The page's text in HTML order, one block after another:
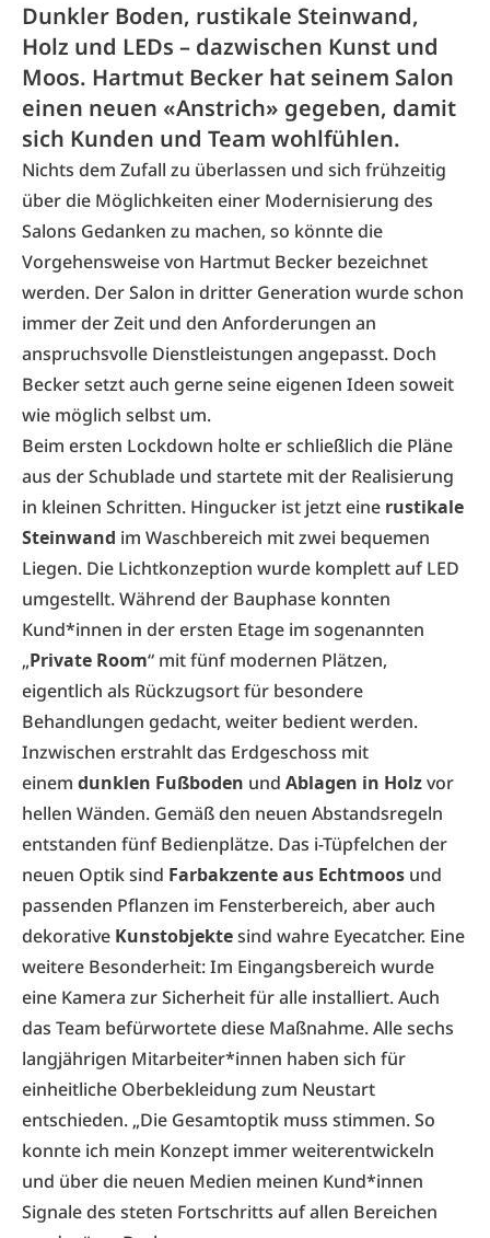
Dunkler Boden, rustikale Steinwand,
Holz und LEDs – dazwischen Kunst und
Moos. Hartmut Becker hat seinem Salon
einen neuen «Anstrich» gegeben, damit
sich Kunden und Team wohlfühlen.
Nichts dem Zufall zu überlassen und sich frühzeitig
über die Möglichkeiten einer Modernisierung des
Salons Gedanken zu machen, so könnte die
Vorgehensweise von Hartmut Becker bezeichnet
werden. Der Salon in dritter Generation wurde schon
immer der Zeit und den Anforderungen an
anspruchsvolle Dienstleistungen angepasst. Doch
Becker setzt auch gerne seine eigenen Ideen soweit
wie möglich selbst um.
Beim ersten Lockdown holte er schließlich die Pläne
aus der Schublade und startete mit der Realisierung
in kleinen Schritten. Hingucker ist jetzt eine rustikale
Steinwand im Waschbereich mit zwei bequemen
Liegen. Die Lichtkonzeption wurde komplett auf LED
umgestellt. Während der Bauphase konnten
Kund*innen in der ersten Etage im sogenannten
„Private Room“ mit fünf modernen Plätzen,
eigentlich als Rückzugsort für besondere
Behandlungen gedacht, weiter bedient werden.
Inzwischen erstrahlt das Erdgeschoss mit
einem dunklen Fußboden und Ablagen in Holzvor
hellen Wänden. Gemäß den neuen Abstandsregeln
entstanden fünf Bedienplätze. Das i-Tüpfelchen der
neuen Optik sind Farbakzente aus Echtmoos und
passenden Pflanzen im Fensterbereich, aber auch
dekorative Kunstobjektesind wahre Eyecatcher. Eine
weitere Besonderheit: Im Eingangsbereich wurde
eine Kamera zur Sicherheit für alle installiert. Auch
das Team befürwortete diese Maßnahme. Alle sechs
langjährigen Mitarbeiter*innen haben sich für
einheitliche Oberbekleidung zum Neustart
entschieden. „Die Gesamtoptik muss stimmen. So
konnte ich mein Konzept immer weiterentwickeln
und über die neuen Medien meinen Kund*innen
Signale des steten Fortschritts auf allen Bereichen